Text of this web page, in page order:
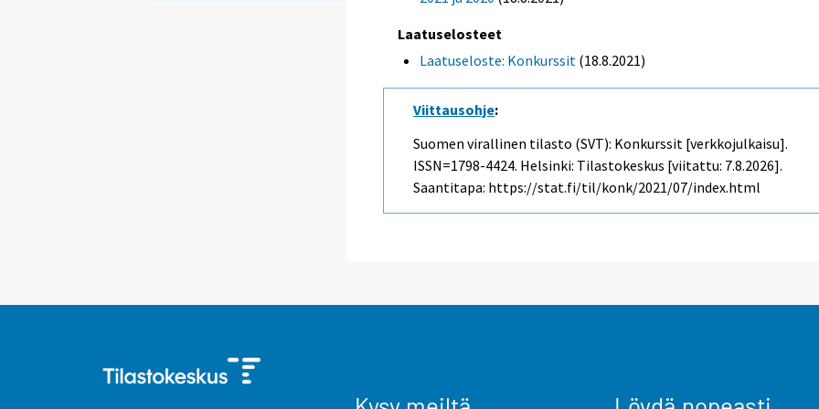
Laatuselosteet
Laatuseloste: Konkurssit (18.8.2021)
Viittausohje:
Suomen virallinen tilasto (SVT): Konkurssit [verkkojulkaisu].
ISSN=1798-4424. Helsinki: Tilastokeskus [viitattu: 7.8.2026].
Saantitapa: https://stat.fi/til/konk/2021/07/index.html